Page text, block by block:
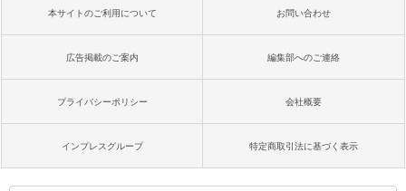
本サイトのご利用について お問い合わせ
広告掲載のご案内 編集部へのご連絡
プライバシーポリシー 会社概要
インプレスグループ 特定商取引法に基づく表示